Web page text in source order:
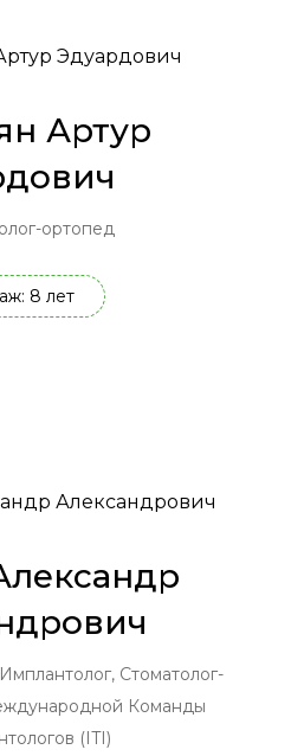
Артур
ортопед
8 лет
Стоматолог-
Команды
(ITI)